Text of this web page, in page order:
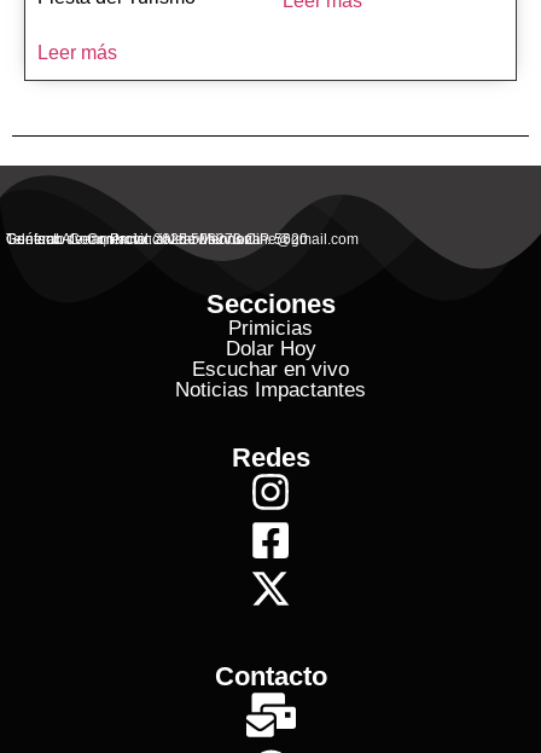
Leer más
General Alvear, Provincial de Mendoza
Contacto Commercial: alvearvisionanline@gmail.com
Teléfono de Contacto: 2625 506273 C.P. 5620
Secciones
Primicias
Dolar Hoy
Escuchar en vivo
Noticias Impactantes
Redes
Contacto